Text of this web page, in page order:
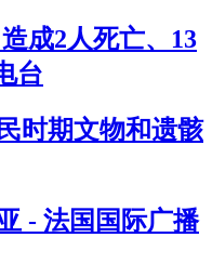
成2人死亡、13
台
时期文物和遗骸
- 法国国际广播